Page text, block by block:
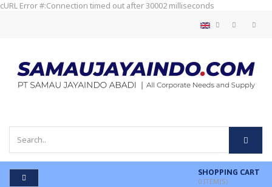
cURL Error #:Connection timed out after 30002 milliseconds
SHOPPING CART
0 ITEM(S)